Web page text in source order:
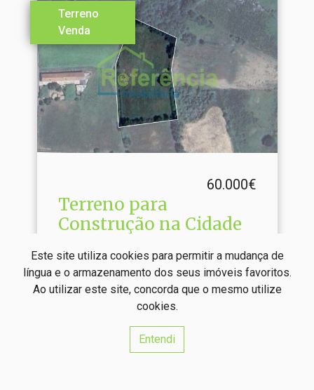
Este site utiliza cookies para permitir a mudança de
língua e o armazenamento dos seus imóveis favoritos.
Ao utilizar este site, concorda que o mesmo utilize
cookies.
Entendi
Terreno
Venda
60.000€
Terreno para
Construção na Cidade